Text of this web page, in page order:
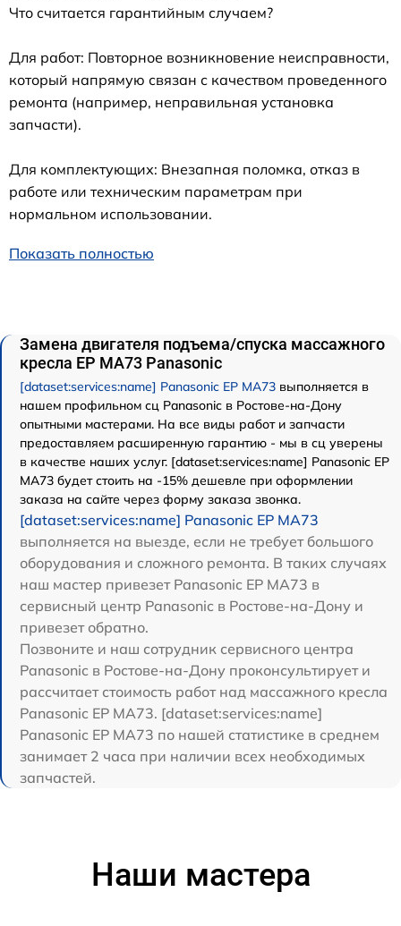
Что считается гарантийным случаем?
Для работ: Повторное возникновение неисправности,
который напрямую связан с качеством проведенного
ремонта (например, неправильная установка
запчасти).
Для комплектующих: Внезапная поломка, отказ в
работе или техническим параметрам при
нормальном использовании.
Показать полностью
Замена двигателя подъема/спуска массажного
кресла EP MA73 Panasonic
[dataset:services:name] Panasonic EP MA73 выполняется в
нашем профильном сц Panasonic в Ростове-на-Дону
опытными мастерами. На все виды работ и запчасти
предоставляем расширенную гарантию - мы в сц уверены
в качестве наших услуг. [dataset:services:name] Panasonic EP
MA73 будет стоить на -15% дешевле при оформлении
заказа на сайте через форму заказа звонка.
[dataset:services:name] Panasonic EP MA73
выполняется на выезде, если не требует большого
оборудования и сложного ремонта. В таких случаях
наш мастер привезет Panasonic EP MA73 в
сервисный центр Panasonic в Ростове-на-Дону и
привезет обратно.
Позвоните и наш сотрудник сервисного центра
Panasonic в Ростове-на-Дону проконсультирует и
рассчитает стоимость работ над массажного кресла
Panasonic EP MA73. [dataset:services:name]
Panasonic EP MA73 по нашей статистике в среднем
занимает 2 часа при наличии всех необходимых
запчастей.
Наши мастера